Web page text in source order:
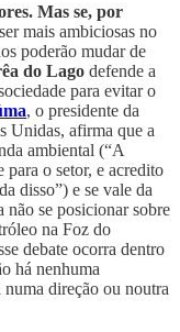
Mas se, por
mais ambiciosas no
poderão mudar de
do Lago defende a
para evitar o
, o presidente da
Unidas, afirma que a
ambiental (“A
para o setor, e acredito
disso”) e se vale da
não se posicionar sobre
na Foz do
debate ocorra dentro
há nenhuma
direção ou noutra